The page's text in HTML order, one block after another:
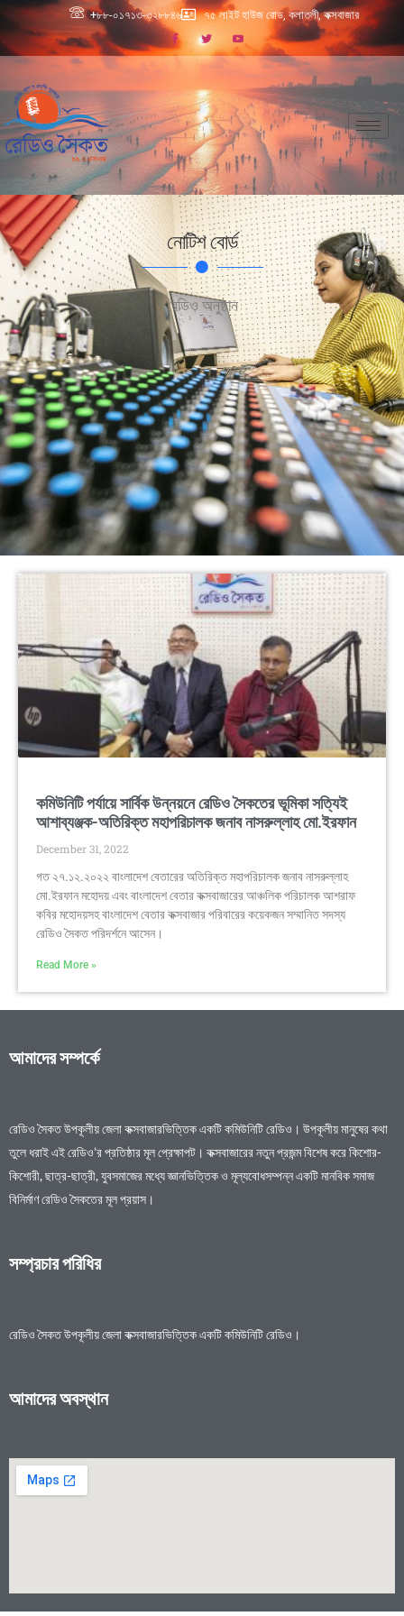
+৮৮-০১৭১৩-৩২৮৮৪৬ ৭৫ লাইট হাউজ রোড, কলাতলী, কক্সবাজার
নোটিশ বোর্ড
রেডিও অনুষ্ঠান
কমিউনিটি পর্যায়ে সার্বিক উন্নয়নে রেডিও সৈকতের ভূমিকা সত্যিই
আশাব্যঞ্জক-অতিরিক্ত মহাপরিচালক জনাব নাসরুল্লাহ মো.ইরফান
December 31, 2022
গত ২৭.১২.২০২২ বাংলাদেশ বেতারের অতিরিক্ত মহাপরিচালক জনাব নাসরুল্লাহ
মো.ইরফান মহোদয় এবং বাংলাদেশ বেতার কক্সবাজারের আঞ্চলিক পরিচালক আশরাফ
কবির মহোদয়সহ বাংলাদেশ বেতার কক্সবাজার পরিবারের কয়েকজন সম্মানিত সদস্য
রেডিও সৈকত পরিদর্শনে আসেন।
Read More »
আমাদের সম্পর্কে
রেডিও সৈকত উপকূলীয় জেলা কক্সবাজারভিত্তিক একটি কমিউনিটি রেডিও। উপকূলীয় মানুষের কথা
তুলে ধরাই এই রেডিও’র প্রতিষ্ঠার মূল প্রেক্ষাপট। কক্সবাজারের নতুন প্রজন্ম বিশেষ করে কিশোর-
কিশোরী, ছাত্র-ছাত্রী, যুবসমাজের মধ্যে জ্ঞানভিত্তিক ও মূল্যবোধসম্পন্ন একটি মানবিক সমাজ
বিনির্মাণ রেডিও সৈকতের মূল প্রয়াস।
সম্প্রচার পরিধির
রেডিও সৈকত উপকূলীয় জেলা কক্সবাজারভিত্তিক একটি কমিউনিটি রেডিও।
আমাদের অবস্থান